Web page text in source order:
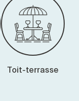
Toit-terrasse